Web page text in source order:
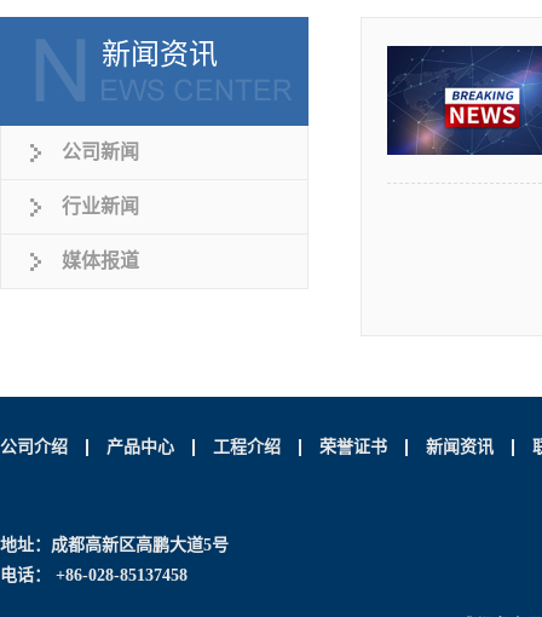
新闻资讯
公司新闻
行业新闻
媒体报道
公司介绍 产品中心 工程介绍 荣誉证书 新闻资讯
地址：成都高新区高鹏大道5号
电话： +86-028-85137458